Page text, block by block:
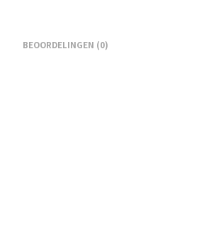
BEOORDELINGEN (0)